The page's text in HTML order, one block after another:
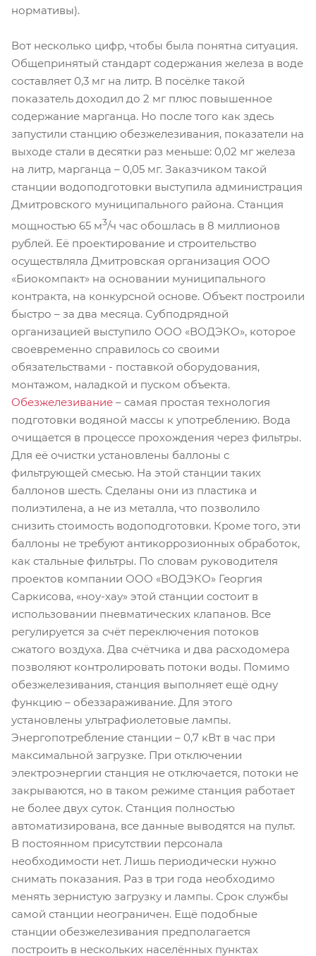
нормативы).
Вот несколько цифр, чтобы была понятна ситуация.
Общепринятый стандарт содержания железа в воде
составляет 0,3 мг на литр. В посёлке такой
показатель доходил до 2 мг плюс повышенное
содержание марганца. Но после того как здесь
запустили станцию обезжелезивания, показатели на
выходе стали в десятки раз меньше: 0,02 мг железа
на литр, марганца – 0,05 мг. Заказчиком такой
станции водоподготовки выступила администрация
Дмитровского муниципального района. Станция
мощностью 65 м3/ч час обошлась в 8 миллионов
рублей. Её проектирование и строительство
осуществляла Дмитровская организация ООО
«Биокомпакт» на основании муниципального
контракта, на конкурсной основе. Объект построили
быстро – за два месяца. Субподрядной
организацией выступило ООО «ВОДЭКО», которое
своевременно справилось со своими
обязательствами - поставкой оборудования,
монтажом, наладкой и пуском объекта.
Обезжелезивание – самая простая технология
подготовки водяной массы к употреблению. Вода
очищается в процессе прохождения через фильтры.
Для её очистки установлены баллоны с
фильтрующей смесью. На этой станции таких
баллонов шесть. Сделаны они из пластика и
полиэтилена, а не из металла, что позволило
снизить стоимость водоподготовки. Кроме того, эти
баллоны не требуют антикоррозионных обработок,
как стальные фильтры. По словам руководителя
проектов компании ООО «ВОДЭКО» Георгия
Саркисова, «ноу-хау» этой станции состоит в
использовании пневматических клапанов. Все
регулируется за счёт переключения потоков
сжатого воздуха. Два счётчика и два расходомера
позволяют контролировать потоки воды. Помимо
обезжелезивания, станция выполняет ещё одну
функцию – обеззараживание. Для этого
установлены ультрафиолетовые лампы.
Энергопотребление станции – 0,7 кВт в час при
максимальной загрузке. При отключении
электроэнергии станция не отключается, потоки не
закрываются, но в таком режиме станция работает
не более двух суток. Станция полностью
автоматизирована, все данные выводятся на пульт.
В постоянном присутствии персонала
необходимости нет. Лишь периодически нужно
снимать показания. Раз в три года необходимо
менять зернистую загрузку и лампы. Срок службы
самой станции неограничен. Ещё подобные
станции обезжелезивания предполагается
построить в нескольких населённых пунктах